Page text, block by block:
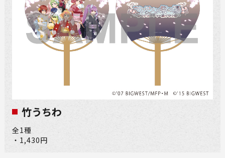
竹うちわ
全1種
・1,430円